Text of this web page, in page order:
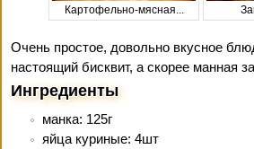
Картофельно-мясная...
Очень простое, довольно вкусное
настоящий бисквит, а скорее манная
Ингредиенты
манка: 125г
яйца куриные: 4шт